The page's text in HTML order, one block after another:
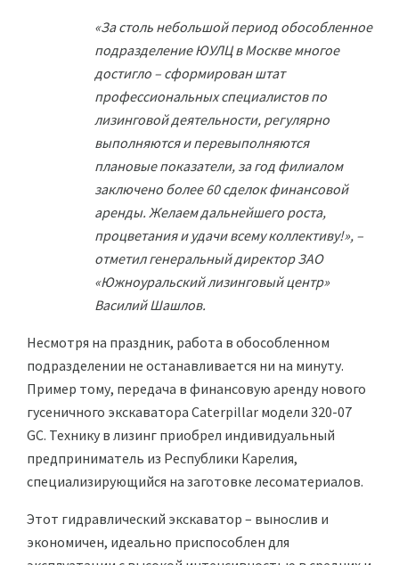
«За столь небольшой период обособленное
подразделение ЮУЛЦ в Москве многое
достигло – сформирован штат
профессиональных специалистов по
лизинговой деятельности, регулярно
выполняются и перевыполняются
плановые показатели, за год филиалом
заключено более 60 сделок финансовой
аренды. Желаем дальнейшего роста,
процветания и удачи всему коллективу!», –
отметил генеральный директор ЗАО
«Южноуральский лизинговый центр»
Василий Шашлов.
Несмотря на праздник, работа в обособленном
подразделении не останавливается ни на минуту.
Пример тому, передача в финансовую аренду нового
гусеничного экскаватора Caterpillar модели 320-07
GC. Технику в лизинг приобрел индивидуальный
предприниматель из Республики Карелия,
специализирующийся на заготовке лесоматериалов.
Этот гидравлический экскаватор – вынослив и
экономичен, идеально приспособлен для